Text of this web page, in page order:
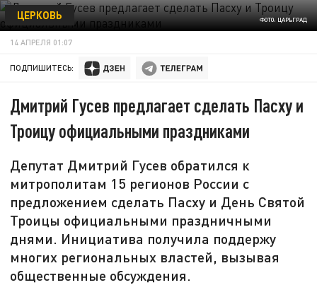
ФОТО: ЦАРЬГРАД
ЦЕРКОВЬ
14 АПРЕЛЯ 01:07
ПОДПИШИТЕСЬ:
Дмитрий Гусев предлагает сделать Пасху и
Троицу официальными праздниками
Депутат Дмитрий Гусев обратился к
митрополитам 15 регионов России с
предложением сделать Пасху и День Святой
Троицы официальными праздничными
днями. Инициатива получила поддержу
многих региональных властей, вызывая
общественные обсуждения.